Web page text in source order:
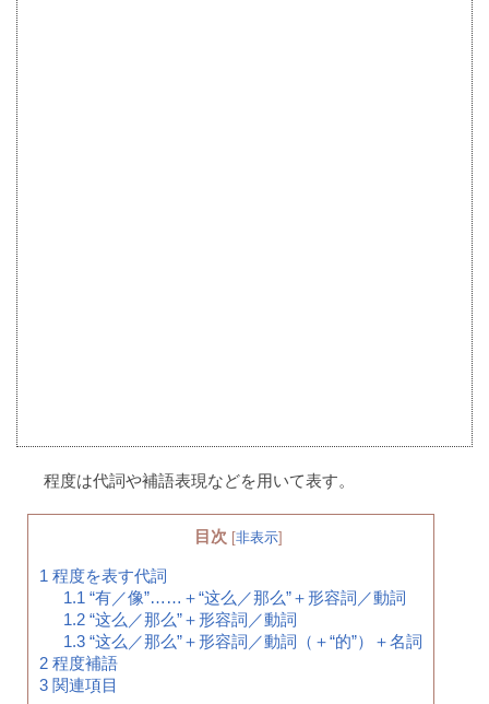
程度は代詞や補語表現などを用いて表す。
目次 [非表示]
1 程度を表す代詞
1.1 “有／像”……＋“这么／那么”＋形容詞／動詞
1.2“这么／那么”＋形容詞／動詞
1.3“这么／那么”＋形容詞／動詞（＋“的”）＋名詞
2 程度補語
3 関連項目